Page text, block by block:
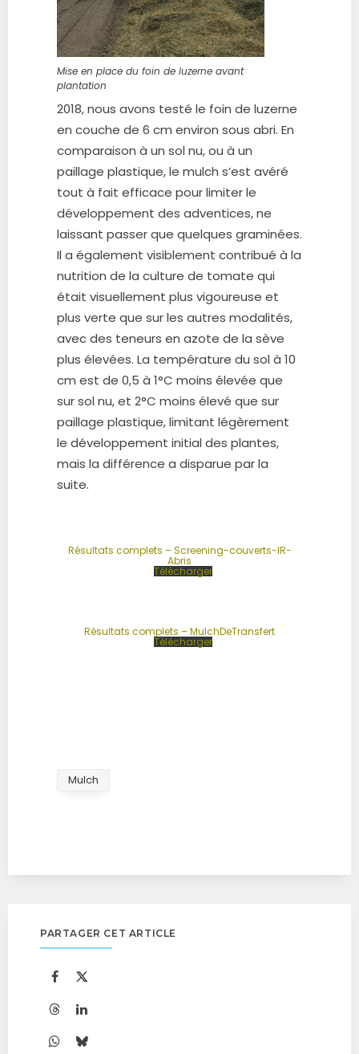
Mise en place du foin de luzerne avant
plantation
2018, nous avons testé le foin de luzerne
en couche de 6 cm environ sous abri. En
comparaison à un sol nu, ou à un
paillage plastique, le mulch s’est avéré
tout à fait efficace pour limiter le
développement des adventices, ne
laissant passer que quelques graminées.
Il a également visiblement contribué à la
nutrition de la culture de tomate qui
était visuellement plus vigoureuse et
plus verte que sur les autres modalités,
avec des teneurs en azote de la sève
plus élevées. La température du sol à 10
cm est de 0,5 à 1°C moins élevée que
sur sol nu, et 2°C moins élevé que sur
paillage plastique, limitant légèrement
le développement initial des plantes,
mais la différence a disparue par la
suite.
Résultats complets – Screening-couverts-IR-
Abris
Télécharger
Résultats complets – MulchDeTransfert
Télécharger
Mulch
PARTAGER CET ARTICLE